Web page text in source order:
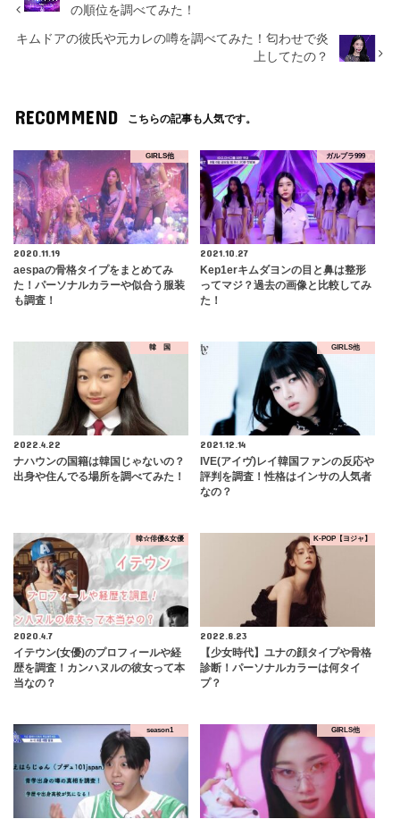
の順位を調べてみた！
キムドアの彼氏や元カレの噂を調べてみた！匂わせで炎
上してたの？
RECOMMEND こちらの記事も人気です。
GIRLS他
2020.11.19
​aespaの骨格タイプをまとめてみ
た！パーソナルカラーや似合う服装
も調査！
ガルプラ999
2021.10.27
Kep1erキムダヨンの目と鼻は整形
ってマジ？過去の画像と比較してみ
た！
韓 国
2022.4.22
ナハウンの国籍は韓国じゃないの？
出身や住んでる場所を調べてみた！
GIRLS他
2021.12.14
IVE(アイヴ)レイ韓国ファンの反応や
評判を調査！性格はインサの人気者
なの？
韓☆俳優&女優
2020.4.7
イテウン(女優)のプロフィールや経
歴を調査！カンハヌルの彼女って本
当なの？
K-POP【ヨジャ】
2022.8.23
【少女時代】ユナの顔タイプや骨格
診断！パーソナルカラーは何タイ
プ？
season1 GIRLS他